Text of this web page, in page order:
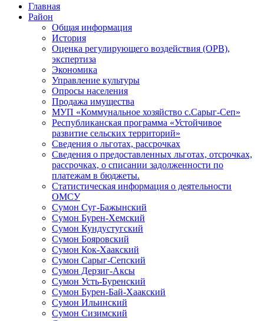
Главная
Район
Общая информация
История
Оценка регулирующего воздействия (ОРВ),
экспертиза
Экономика
Управление культуры
Опросы населения
Продажа имущества
МУП «Коммунальное хозяйство с.Сарыг-Сеп»
Республиканская программа «Устойчивое
развитие сельских территорий»
Сведения о льготах, рассрочках
Сведения о предоставленных льготах, отсрочках,
рассрочках, о списании задолженности по
платежам в бюджеты.
Статистическая информация о деятельности
ОМСУ
Сумон Суг-Бажынский
Сумон Бурен-Хемский
Сумон Кундустугский
Сумон Бояровский
Сумон Кок-Хаакский
Сумон Сарыг-Сепский
Сумон Дерзиг-Аксы
Сумон Усть-Буренский
Сумон Бурен-Бай-Хаакский
Сумон Ильинский
Сумон Сизимский